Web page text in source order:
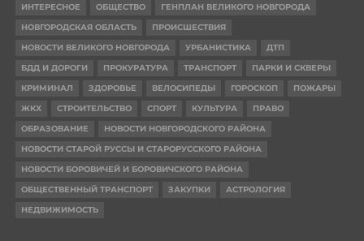
ИНТЕРЕСНОЕ ОБЩЕСТВО
ГЕНПЛАН ВЕЛИКОГО НОВГОРОДА
НОВГОРОДСКАЯ ОБЛАСТЬ
ПРОИСШЕСТВИЯ
НОВОСТИ ВЕЛИКОГО НОВГОРОДА
УРБАНИСТИКА
ДТП
БДД И ДОРОГИ
ПРОКУРАТУРА ТРАНСПОРТ
ПАРКИ И СКВЕРЫ
КРИМИНАЛ
ЗДОРОВЬЕ ВЕЛОСИПЕДЫ ГОРОСКОП
ПОЖАРЫ
ЖКХ
СТРОИТЕЛЬСТВО СПОРТ КУЛЬТУРА
ПРАВО
ОБРАЗОВАНИЕ
НОВОСТИ НОВГОРОДСКОГО РАЙОНА
НОВОСТИ СТАРОЙ РУССЫ И СТАРОРУССКОГО РАЙОНА
НОВОСТИ БОРОВИЧЕЙ И БОРОВИЧСКОГО РАЙОНА
ОБЩЕСТВЕННЫЙ ТРАНСПОРТ
ЗАКУПКИ
АСТРОЛОГИЯ
НЕДВИЖИМОСТЬ